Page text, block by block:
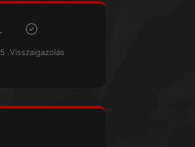
5 .Visszaigazolás